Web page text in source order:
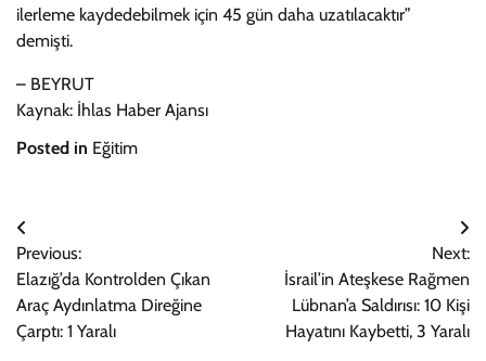
ilerleme kaydedebilmek için 45 gün daha uzatılacaktır”
demişti.
– BEYRUT
Kaynak: İhlas Haber Ajansı
Posted in Eğitim
Yazı
gezinmesi
Previous:
Elazığ’da Kontrolden Çıkan
Araç Aydınlatma Direğine
Çarptı: 1 Yaralı
Next:
İsrail’in Ateşkese Rağmen
Lübnan’a Saldırısı: 10 Kişi
Hayatını Kaybetti, 3 Yaralı